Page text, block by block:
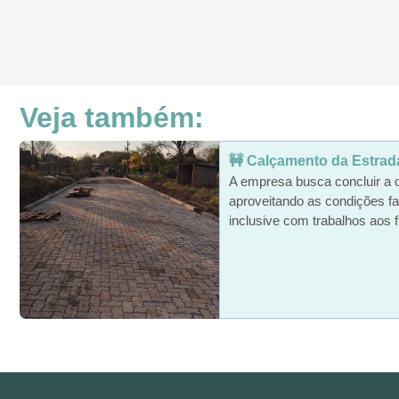
Veja também:
🚧 Calçamento da
A empresa busca concluir a
aproveitando as condições
inclusive com trabalhos aos